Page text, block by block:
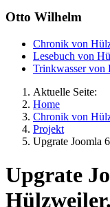
Otto Wilhelm
Chronik von
Lesebuch von
Trinkwasser von
Aktuelle Seite:
Home
Chronik von
Projekt
Upgrate Joomla
Upgrate